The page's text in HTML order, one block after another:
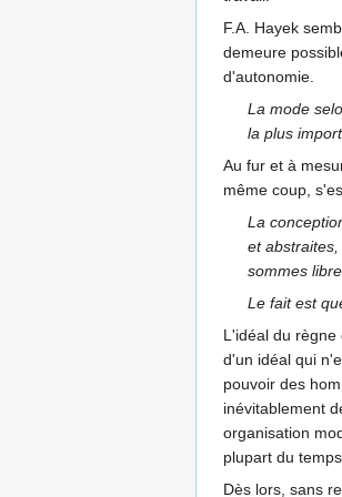
F.A. Hayek
demeure
d'autonomie.
La mode
la plus
Au fur et à
même coup,
La
et
sommes
Le fait est
L'idéal du règne
d'un idéal qui
pouvoir des
inévitablement
organisation
plupart du
Dès lors, sans